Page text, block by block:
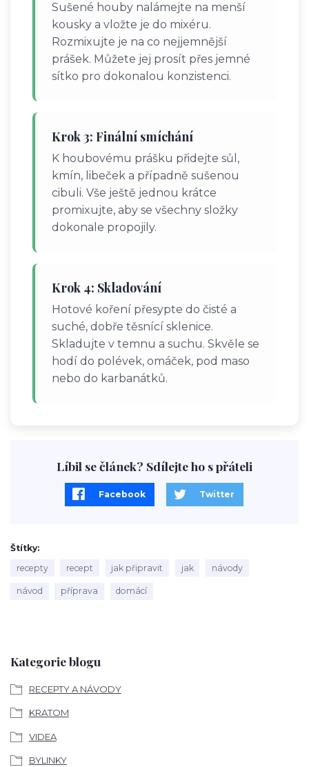
Kategorie blogu
RECEPTY A NÁVODY
KRATOM
VIDEA
BYLINKY
Sušené houby nalámejte na menší
kousky a vložte je do mixéru.
Rozmixujte je na co nejjemnější
prášek. Můžete jej prosít přes jemné
sítko pro dokonalou konzistenci.
Krok 3: Finální smíchání
K houbovému prášku přidejte sůl,
kmín, libeček a případně sušenou
cibuli. Vše ještě jednou krátce
promixujte, aby se všechny složky
dokonale propojily.
Krok 4: Skladování
Hotové koření přesypte do čisté a
suché, dobře těsnící sklenice.
Skladujte v temnu a suchu. Skvěle se
hodí do polévek, omáček, pod maso
nebo do karbanátků.
Líbil se článek? Sdílejte ho s přáteli
Facebook Twitter
Štítky
recepty
recept jak připravit jak návody
návod příprava domácí